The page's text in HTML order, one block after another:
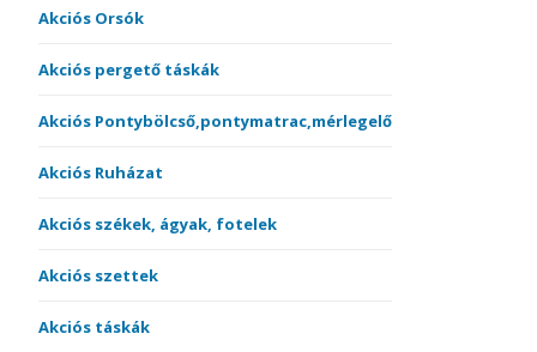
Akciós Orsók
Akciós pergető táskák
Akciós Pontybölcső,pontymatrac,mérlegelő
Akciós Ruházat
Akciós székek, ágyak, fotelek
Akciós szettek
Akciós táskák